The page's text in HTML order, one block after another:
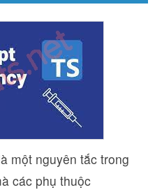
một nguyên tắc trong
các phụ thuộc